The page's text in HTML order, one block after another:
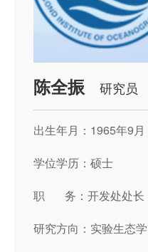
陈全振 研究员
出生年月：1965年9月
学位学历：硕士
职 务：开发处处长
研究方向：实验生态学